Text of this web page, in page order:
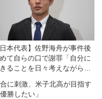
日本代表】佐野海舟が事件後
て自らの口で謝罪「自分に
ることを日々考えながらプ
いきます」
に刺激、米子北高が目指す
勝したい」